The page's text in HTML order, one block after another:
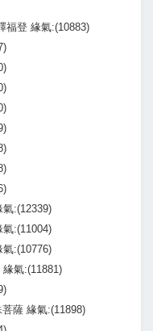
福登 緣氣:(10883)
:(12339)
:(11004)
:(10776)
氣:(11881)
菩薩 緣氣:(11898)